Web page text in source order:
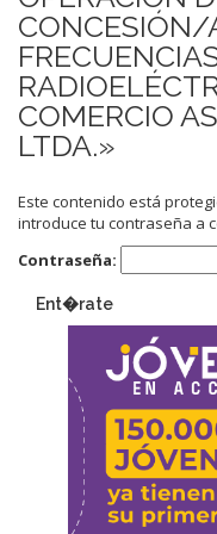
CONCESIÓN/
COMERCIO
LTDA.»
Este contenido está
introduce tu contraseña a
Contraseña:
Ent�rate